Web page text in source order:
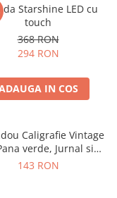
Starshine LED cu
touch
368 RON
294 RON
IN COS
Caligrafie Vintage
verde, Jurnal si
pentru stilou, 9 piese
143 RON